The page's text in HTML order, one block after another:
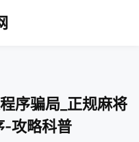
序骗局_正规麻将
-攻略科普